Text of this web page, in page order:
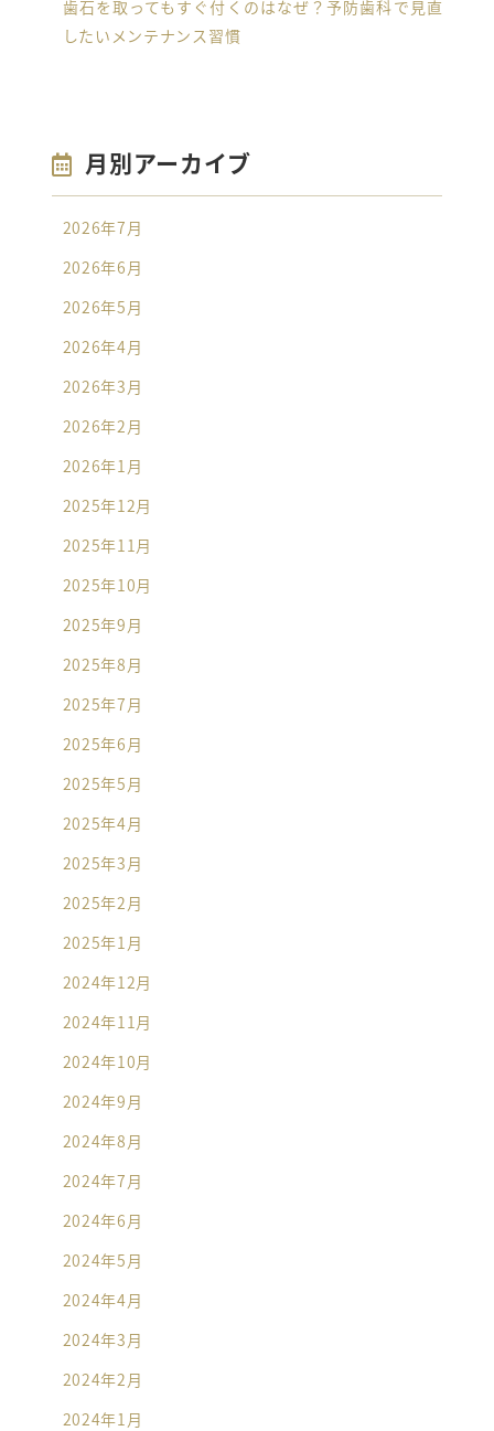
歯石を取ってもすぐ付くのはなぜ？予防歯科で見直
したいメンテナンス習慣
月別アーカイブ
2026年7月
2026年6月
2026年5月
2026年4月
2026年3月
2026年2月
2026年1月
2025年12月
2025年11月
2025年10月
2025年9月
2025年8月
2025年7月
2025年6月
2025年5月
2025年4月
2025年3月
2025年2月
2025年1月
2024年12月
2024年11月
2024年10月
2024年9月
2024年8月
2024年7月
2024年6月
2024年5月
2024年4月
2024年3月
2024年2月
2024年1月